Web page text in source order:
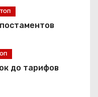
ТОП
до тарифов